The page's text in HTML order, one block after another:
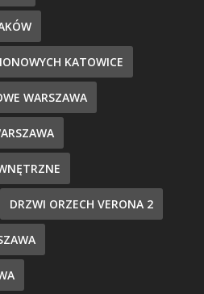
KATOWICE
WARSZAWA
DRZWI ORZECH VERONA 2